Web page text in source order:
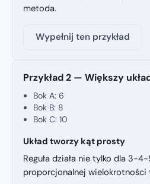
metoda.
Wypełnij ten przykład
Przykład 2 — Większy
Bok A: 6
Bok B: 8
Bok C: 10
Układ tworzy kąt prosty
Reguła działa nie tylko dla 3-
proporcjonalnej wielokrotności